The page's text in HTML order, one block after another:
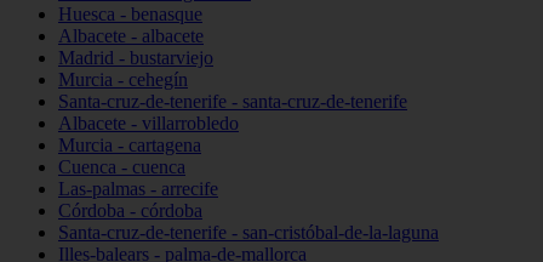
Huesca - benasque
Albacete - albacete
Madrid - bustarviejo
Murcia - cehegín
Santa-cruz-de-tenerife - santa-cruz-de-tenerife
Albacete - villarrobledo
Murcia - cartagena
Cuenca - cuenca
Las-palmas - arrecife
Córdoba - córdoba
Santa-cruz-de-tenerife - san-cristóbal-de-la-laguna
Illes-balears - palma-de-mallorca